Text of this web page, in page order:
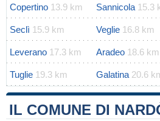
Copertino 13.9 km Sannicola 15.3
Seclì 15.9 km Veglie 16.8 km
Leverano 17.3 km Aradeo 18.6 km
Tuglie 19.3 km Galatina 20.6
IL COMUNE DI